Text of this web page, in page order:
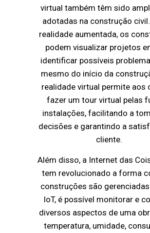
virtual também têm sido
adotadas na construção
realidade aumentada, os
podem visualizar projetos
identificar possíveis
mesmo do início da
realidade virtual permite aos
fazer um tour virtual pelas
instalações, facilitando a
decisões e garantindo a
cliente.
Além disso, a Internet das
tem revolucionado a forma
construções são
IoT, é possível monitorar e
diversos aspectos de uma
temperatura, umidade,